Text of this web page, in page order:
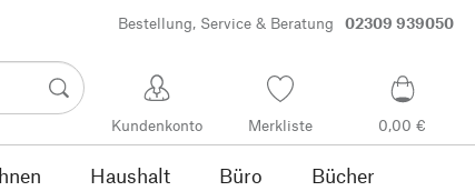
Bestellung, Service & Beratung 02309 939050
Kundenkonto Merkliste 0,00 €
Haushalt Büro
Bücher